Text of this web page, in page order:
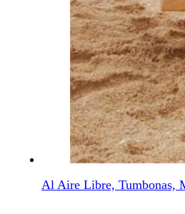
Al Aire Libre, Tumbonas,